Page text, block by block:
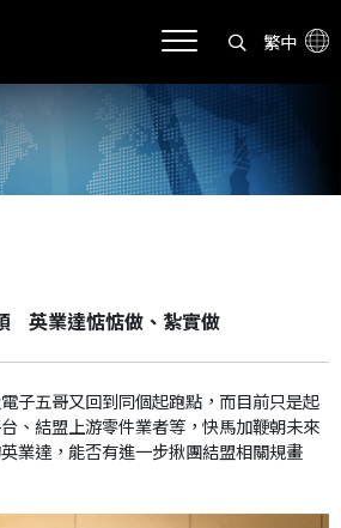
繁中
英業達惦惦做、紮實做
子五哥又回到同個起跑點，而目前只是起
、結盟上游零件業者等，快馬加鞭朝未來
業達，能否有進一步揪團結盟相關規畫